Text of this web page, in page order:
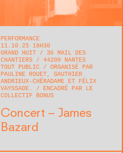
PERFORMANCE
11.10.25 18H30
GRAND HUIT
36 MAIL DES
CHANTIERS
44200 NANTES
TOUT PUBLIC
ORGANISÉ PAR
PAULINE ROUET, GAUTHIER
ANDRIEUX-CHÉRADAME ET FÉLIX
VAYSSADE.
ENCADRÉ PAR LE
COLLECTIF BONUS
Concert – James
Bazard